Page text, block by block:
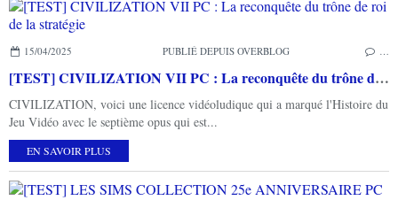
15/04/2025 PUBLIÉ DEPUIS OVERBLOG
[TEST] CIVILIZATION VII PC : La reconquête du trône de roi de la stratégie
CIVILIZATION, voici une licence vidéoludique qui a marqué l'Histoire du
Jeu Vidéo avec le septième opus qui est...
EN SAVOIR PLUS